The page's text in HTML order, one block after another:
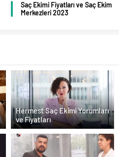
Saç Ekimi Fiyatları ve Saç Ekim
Merkezleri 2023
Hermest Saç Ekimi Yorumları
ve Fiyatları